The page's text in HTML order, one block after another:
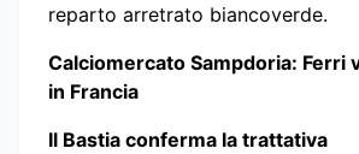
reparto arretrato biancoverde.
Calciomercato Sampdoria: Ferri
in Francia
Il Bastia conferma la trattativa